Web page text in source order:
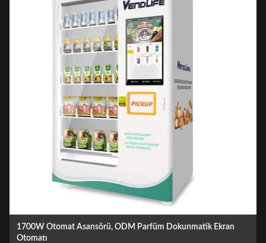
1700W Otomat Asansörü, ODM Parfüm Dokunmatik Ekran
Otomatı